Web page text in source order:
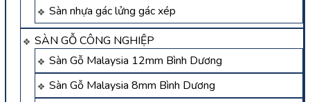
Sàn nhựa gác lửng gác xép
SÀN GỖ CÔNG NGHIỆP
Sàn Gỗ Malaysia 12mm Bình Dương
Sàn Gỗ Malaysia 8mm Bình Dương